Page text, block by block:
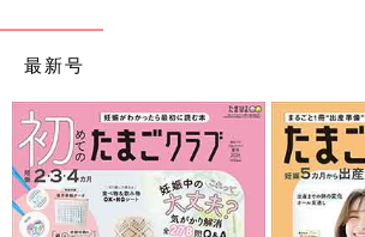
半谷 「子どものイヤイヤにうんざりしてし
て、そして破いてみましょう。文字に表す
くことで、ネガティブな感情をリセットす
ます。
また、ネガティブな思考を反論するもう1人
場させて、「そんなことないよ！ちゃんと
最新号